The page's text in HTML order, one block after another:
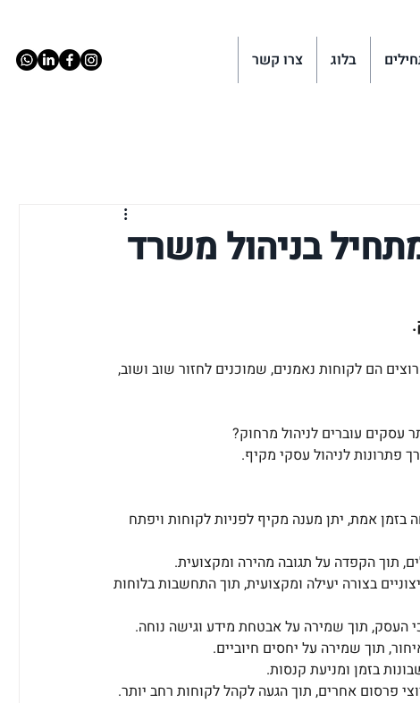
בלוג צרו קשר
בניהול משרד
הם לקוחות נאמנים, שמוכנים לחזור שוב ושוב,
עסקים עוברים לניהול מרחוק?
פתרונות לניהול עסקי מקיף.
בזמן אמת, יתן מענה מקיף לפניות לקוחות ויפתח
תוך הקפדה על תגובה מהירה ומקצועית.
בצורה יעילה ומקצועית, תוך התחשבות בלוחות
העסק, תוך שמירה על אבטחת מידע וגישה נוחה.
תוך שמירה על יחסים חיוביים.
בזמן ומניעת קנסות.
פרסום אחרים, תוך הגעה לקהל לקוחות רחב יותר.